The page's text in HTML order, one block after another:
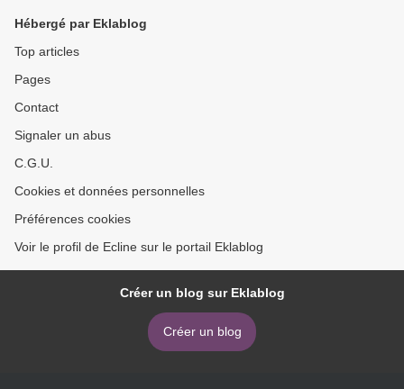
Hébergé par Eklablog
Top articles
Pages
Contact
Signaler un abus
C.G.U.
Cookies et données personnelles
Préférences cookies
Voir le profil de Ecline sur le portail Eklablog
Créer un blog sur Eklablog
Créer un blog